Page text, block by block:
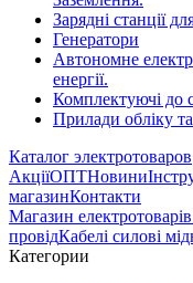
Зарядні станції
Генератори
Автономне
енергії.
Комплектуючі до
Прилади обліку
Каталог электротоваров
АкціїОПТНовини
магазинКонтакти
Магазин
провідКабелі силові
Категории